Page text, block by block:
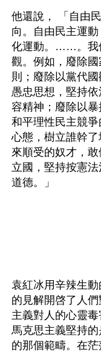
他還說， 「自由
向。自由民主運
化運動。……。我
觀。例如，廢除
則；廢除以黨代
愚忠思想，堅持
容精神；廢除以
和平理性民主競
心態，樹立誰幹
來順受的奴才，
立國，堅持按憲
道德。」
袁紅冰用辛辣生
的見解開啓了人
主義對人的心靈
馬克思主義堅持
的那個範疇。在